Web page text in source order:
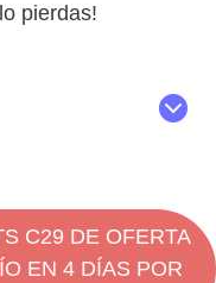
pierdas!
C29:
C29 DE OFERTA
EN 4 DÍAS POR